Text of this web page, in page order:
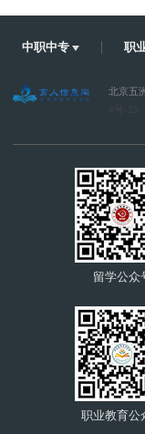
中职中专 职
北京五
4号-25
留学公众
职业教育公